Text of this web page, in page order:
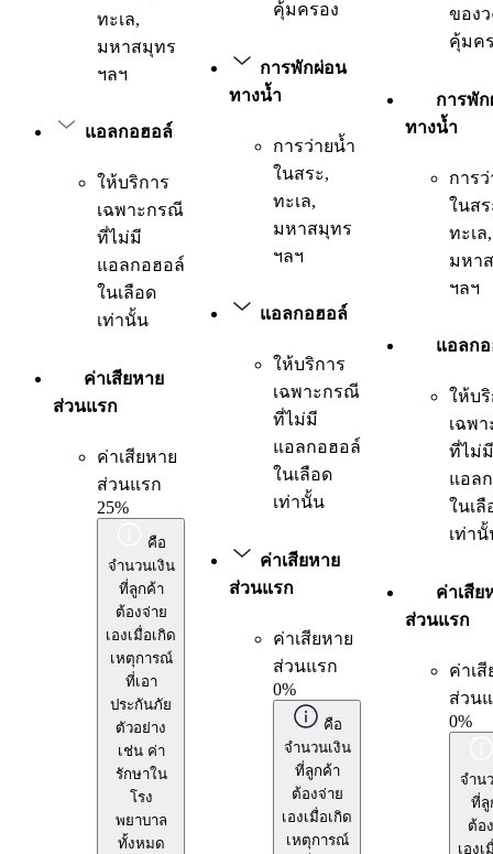
ทะเล,
มหาสมุทร
ฯลฯ
แอลกอฮอล์
ให้บริการ
เฉพาะกรณี
ที่ไม่มี
แอลกอฮอล์
ในเลือด
เท่านั้น
ค่าเสียหาย
ส่วนแรก
ค่าเสียหาย
ส่วนแรก
25%
คือ
จำนวนเงิน
ที่ลูกค้า
ต้องจ่าย
เองเมื่อเกิด
เหตุการณ์
ที่เอา
ประกันภัย
ตัวอย่าง
เช่น ค่า
รักษาใน
โรง
พยาบาล
ทั้งหมด
คุ้มครอง
การพักผ่อน
ทางน้ำ
การว่ายน้ำ
ในสระ,
ทะเล,
มหาสมุทร
ฯลฯ
แอลกอฮอล์
ให้บริการ
เฉพาะกรณี
ที่ไม่มี
แอลกอฮอล์
ในเลือด
เท่านั้น
ค่าเสียหาย
ส่วนแรก
ค่าเสียหาย
ส่วนแรก
0%
คือ
จำนวนเงิน
ที่ลูกค้า
ต้องจ่าย
เองเมื่อเกิด
เหตุการณ์
ของว
คุ้มค
การพั
ทางน้ำ
การ
ในสร
ทะเล,
มหา
ฯลฯ
แอลก
ให้บ
เฉพ
ที่ไม่มี
แอล
ในเลื
เท่า
ค่าเสีย
ส่วนแรก
ค่าเ
ส่วน
0%
จำน
ที่ลู
ต้อ
เองเ